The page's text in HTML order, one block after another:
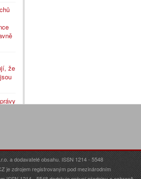
že
a dodavatelé obsahu. ISSN 1214 - 5548
je zdrojem registrovaným pod mezinárodním